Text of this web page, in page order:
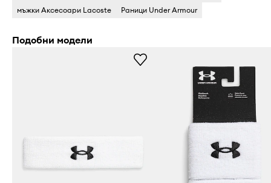
мъжки Аксесоари Lacoste
Раници Under Armour
Подобни модели